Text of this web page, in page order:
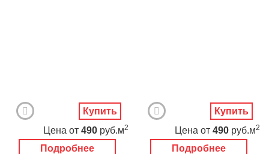
Подробнее
Цена от 490 руб.м2
Купить
Подробнее
Цена от 490 руб.м2
Купить